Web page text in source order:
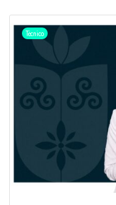
Técnico